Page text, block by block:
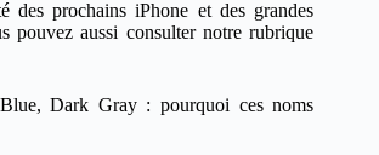
des prochains iPhone et des grandes
pouvez aussi consulter notre rubrique
Dark Gray : pourquoi ces noms